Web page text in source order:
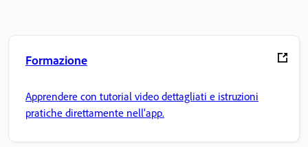
Formazione
Apprendere con tutorial video dettagliati e istruzioni
pratiche direttamente nell'app.